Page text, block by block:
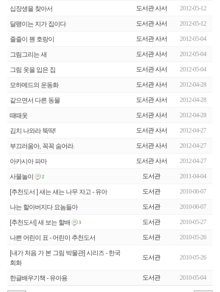
십장생을 찾아서 도서관 사서 2012-05-12
달팽이는 지가 집이다 도서관 사서 2012-05-12
줄줄이 꿴 호랑이 도서관 사서 2012-05-04
그림그리는 새 도서관 사서 2012-05-04
그림 옷을 입은 집 도서관 사서 2012-05-04
모하메드의 운동화 도서관 사서 2012-04-28
같으면서 다른 동물 도서관 사서 2012-04-28
때때옷 도서관 사서 2012-04-28
김치 나와라 뚝딱! 도서관 사서 2012-04-27
부끄러움아, 꼭꼭 숨어라. 도서관 사서 2012-04-27
아카시아 파마 도서관 사서 2012-04-27
사물놀이 2 도서관 2011-04-04
[추천도서 ] 새는 새는 나무 자고 - 유아 도서관 2010-06-07
나는 할아버지다 요놈들아 도서관 2010-06-07
[추천도서] 새 보는 할배 3 도서관 2010-05-27
나쁜 어린이 표 - 어린이 추천도서 도서관 2010-05-26
[내가 처음 가 본 그림 박물관] 시리즈 - 한국
회화
도서관 2010-05-26
한글배우기책 - 유아용 도서관 2010-05-04